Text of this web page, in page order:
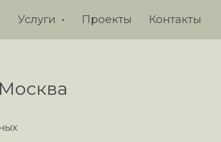
Услуги Проекты Контакты